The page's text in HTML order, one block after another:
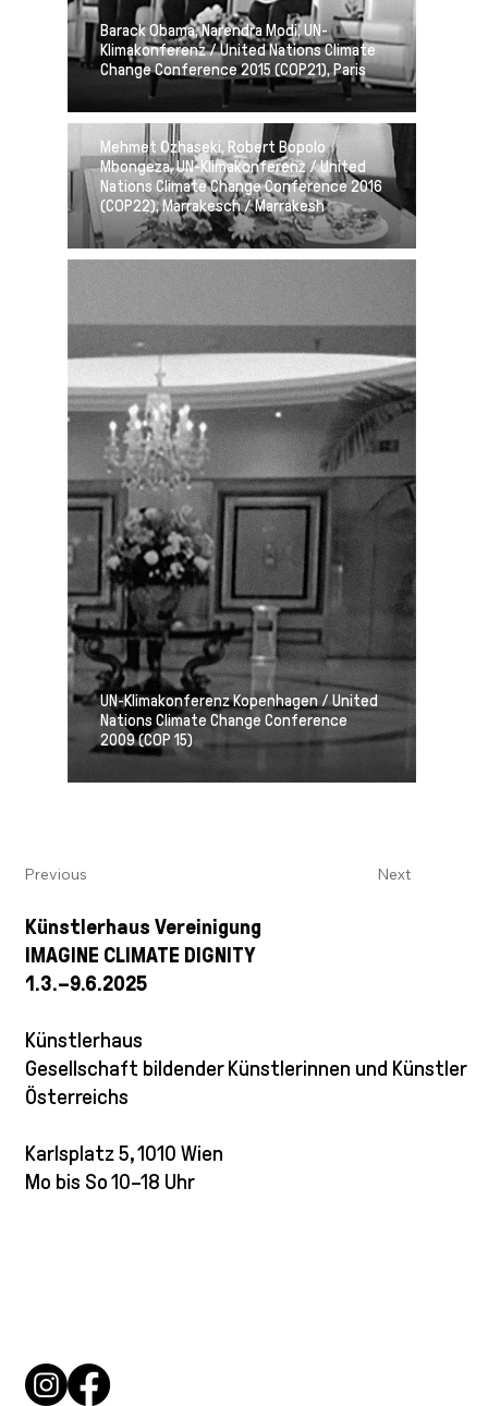
Barack Obama, Narendra Modi, UN-
Klimakonferenz / United Nations Climate
Change Conference 2015 (COP21), Paris
Mehmet Özhaseki, Robert Bopolo
Mbongeza, UN-Klimakonferenz / United
Nations Climate Change Conference 2016
(COP22), Marrakesch / Marrakesh
UN-Klimakonferenz Kopenhagen / United
Nations Climate Change Conference
2009 (COP 15)
Next
Previous
Künstlerhaus Vereinigung
IMAGINE CLIMATE DIGNITY
1.3.–9.6.2025
Künstlerhaus
Gesellschaft bildender Künstlerinnen und Künstler
Österreichs
Karlsplatz 5, 1010 Wien
Mo bis So 10–18 Uhr